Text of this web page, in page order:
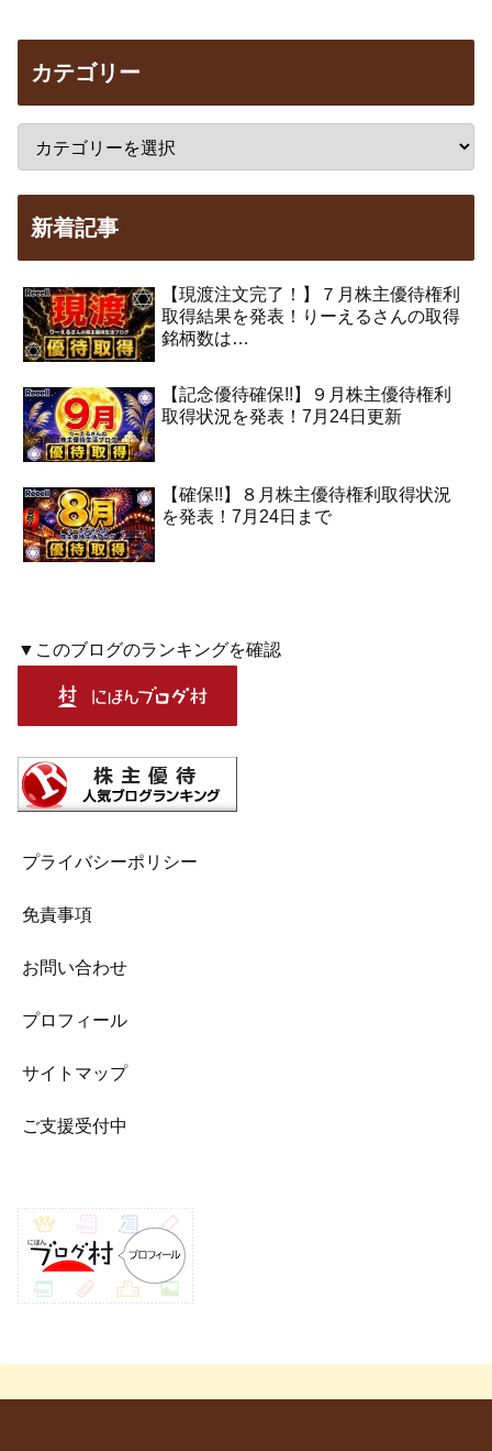
カテゴリー
新着記事
【現渡注文完了！】７月株主優待権利
取得結果を発表！りーえるさんの取得
銘柄数は…
【記念優待確保!!】９月株主優待権利
取得状況を発表！7月24日更新
【確保!!】８月株主優待権利取得状況
を発表！7月24日まで
▼このブログのランキングを確認
プライバシーポリシー
免責事項
お問い合わせ
プロフィール
サイトマップ
ご支援受付中